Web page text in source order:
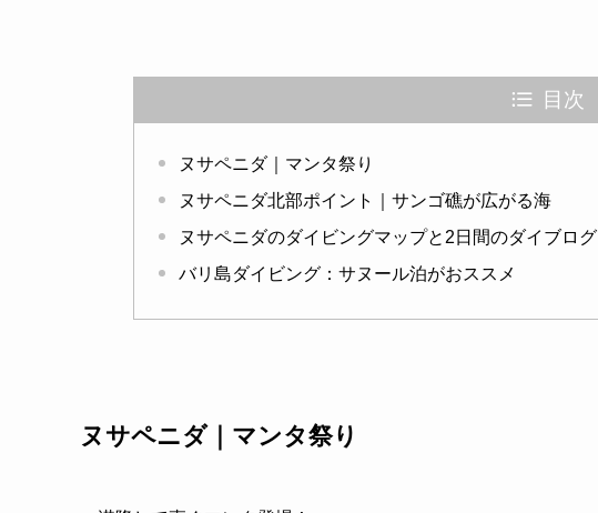
目次
ヌサペニダ｜マンタ祭り
ヌサペニダ北部ポイント｜サンゴ礁が広がる海
ヌサペニダのダイビングマップと2日間のダイブログ
バリ島ダイビング：サヌール泊がおススメ
ヌサペニダ｜マンタ祭り